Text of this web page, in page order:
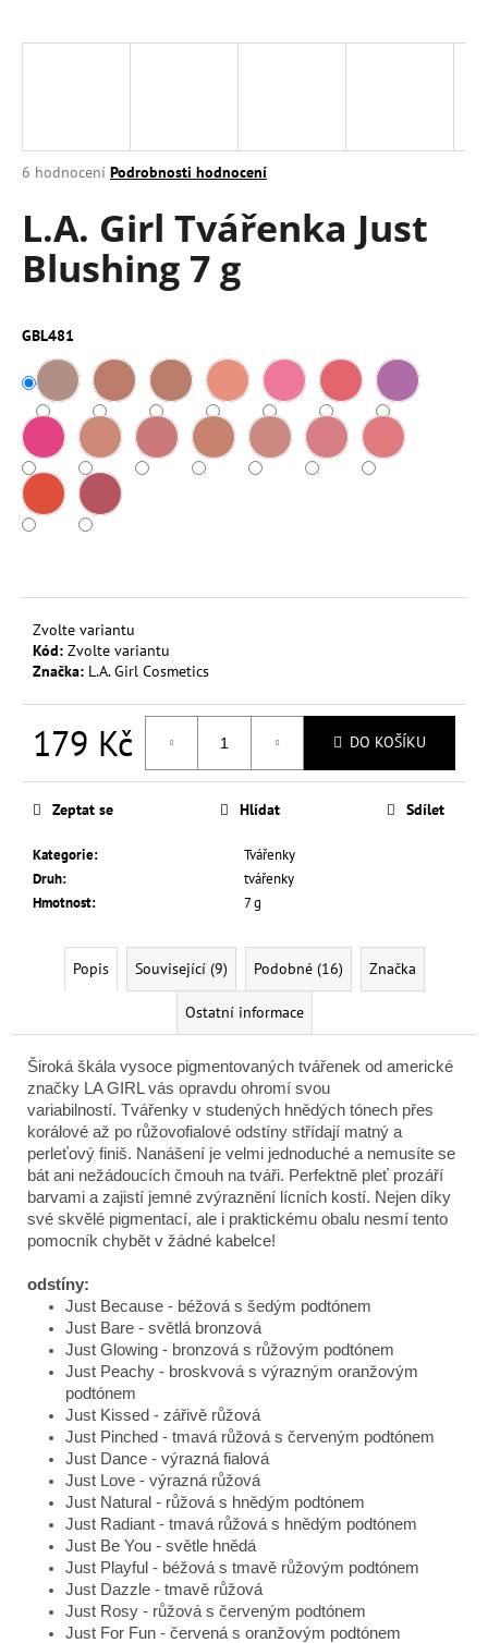
Průměrné
produktu
je
5,0
6 hodnocení Podrobnosti hodnocení
L.A. Girl Tvářenka Just
Blushing 7 g
GBL481
Zvolte variantu
Kód: Zvolte variantu
Značka: L.A. Girl Cosmetics
179 Kč DO KOŠÍKU
Kategorie:
Tvářenky
Druh:
tvářenky
Hmotnost: 7 g
Zeptat se Hlídat Sdílet
Popis Související (9) Podobné (16) Značka
Ostatní informace
Široká škála vysoce pigmentovaných tvářenek od americké
značky LA GIRL vás opravdu ohromí svou
variabilností. Tvářenky v studených hnědých tónech přes
korálové až po růžovofialové odstíny střídají matný a
perleťový finiš. Nanášení je velmi jednoduché a nemusíte se
bát ani nežádoucích čmouh na tváři. Perfektně pleť prozáří
barvami a zajistí jemné zvýraznění lícních kostí. Nejen díky
své skvělé pigmentací, ale i praktickému obalu nesmí tento
pomocník chybět v žádné kabelce!
odstíny:
Just Because - béžová s šedým podtónem
Just Bare - světlá bronzová
Just Glowing - bronzová s růžovým podtónem
Just Peachy - broskvová s výrazným oranžovým
podtónem
Just Kissed - zářivě růžová
Just Pinched - tmavá růžová s červeným podtónem
Just Dance - výrazná fialová
Just Love - výrazná růžová
Just Natural - růžová s hnědým podtónem
Just Radiant - tmavá růžová s hnědým podtónem
Just Be You - světle hnědá
Just Playful - béžová s tmavě růžovým podtónem
Just Dazzle - tmavě růžová
Just Rosy - růžová s červeným podtónem
Just For Fun - červená s oranžovým podtónem
j
?
HLEDAT
D
o
p
o
r
u
č
u
j
L.A.
NA
RTY
3,5
Kč
Původně:
99
Kč